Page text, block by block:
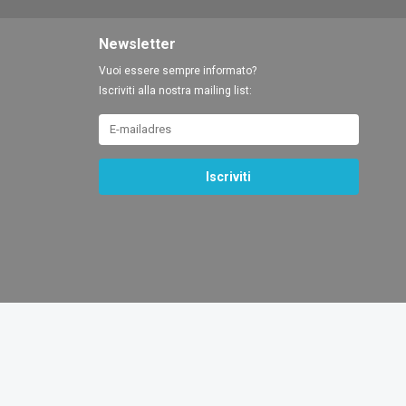
Newsletter
Vuoi essere sempre informato?
Iscriviti alla nostra mailing list:
Iscriviti